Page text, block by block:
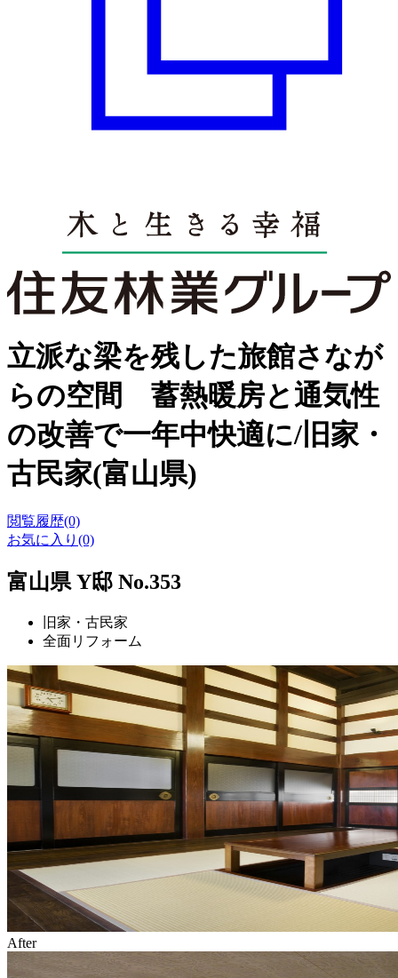
立派な梁を残した旅館さなが
らの空間 蓄熱暖房と通気性
の改善で一年中快適に/旧家・
古民家(富山県)
閲覧履歴(0)
お気に入り(0)
富山県 Y邸 No.353
旧家・古民家
全面リフォーム
After